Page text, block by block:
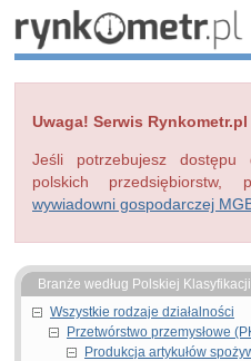
Uwaga! Serwis
Jeśli potrzebujesz dostępu
polskich przedsiębiorstw,
wywiadowni gospodarczej
Branże według Polskiej
Wszystkie rodzaje działalności
Przetwórstwo przemysłowe
Produkcja artykułów